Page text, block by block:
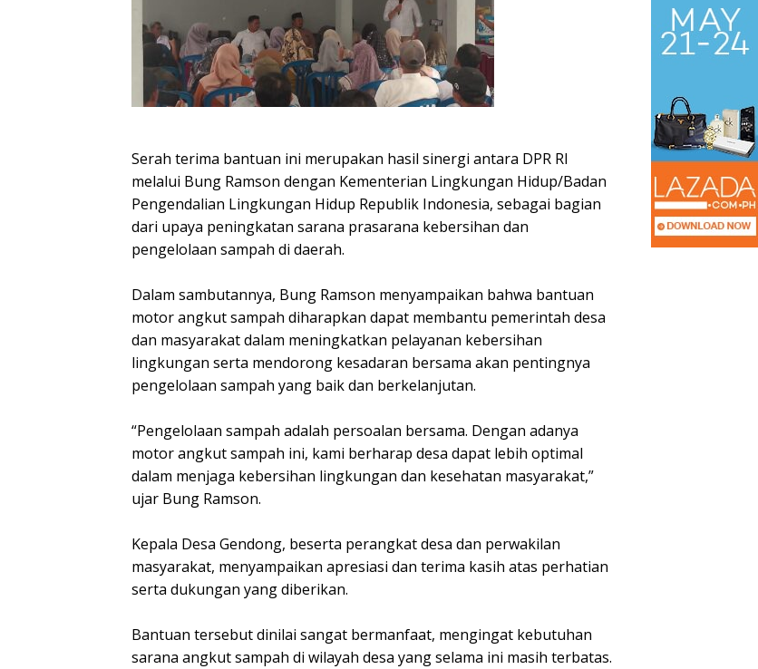
Serah terima bantuan ini merupakan hasil sinergi antara DPR RI
melalui Bung Ramson dengan Kementerian Lingkungan Hidup/Badan
Pengendalian Lingkungan Hidup Republik Indonesia, sebagai bagian
dari upaya peningkatan sarana prasarana kebersihan dan
pengelolaan sampah di daerah.
Dalam sambutannya, Bung Ramson menyampaikan bahwa bantuan
motor angkut sampah diharapkan dapat membantu pemerintah desa
dan masyarakat dalam meningkatkan pelayanan kebersihan
lingkungan serta mendorong kesadaran bersama akan pentingnya
pengelolaan sampah yang baik dan berkelanjutan.
“Pengelolaan sampah adalah persoalan bersama. Dengan adanya
motor angkut sampah ini, kami berharap desa dapat lebih optimal
dalam menjaga kebersihan lingkungan dan kesehatan masyarakat,”
ujar Bung Ramson.
Kepala Desa Gendong, beserta perangkat desa dan perwakilan
masyarakat, menyampaikan apresiasi dan terima kasih atas perhatian
serta dukungan yang diberikan.
Bantuan tersebut dinilai sangat bermanfaat, mengingat kebutuhan
sarana angkut sampah di wilayah desa yang selama ini masih terbatas.